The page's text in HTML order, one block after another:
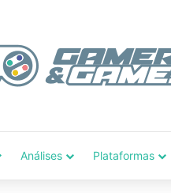
Análises Plataformas